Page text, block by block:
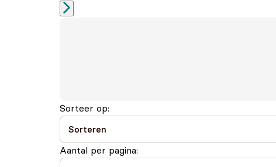
Sorteer op:
Aantal per pagina: